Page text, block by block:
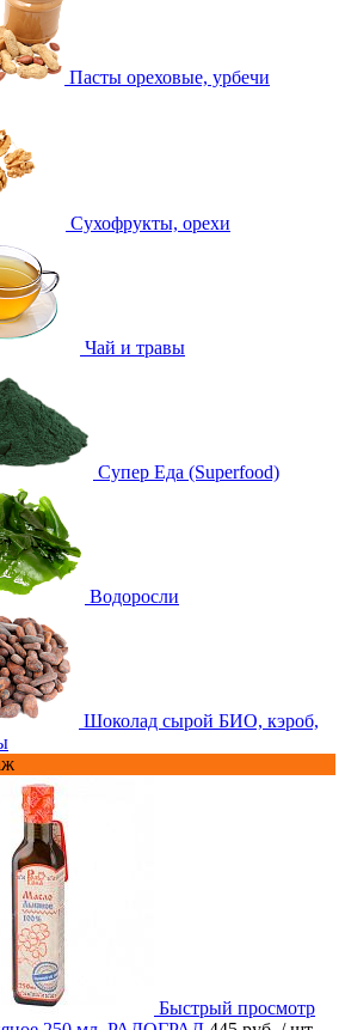
Пасты ореховые, урбечи
Сухофрукты, орехи
Чай и травы
Супер Еда (Superfood)
Водоросли
Шоколад сырой БИО, кэроб,
Быстрый просмотр